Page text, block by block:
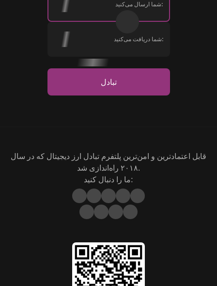
شما ارسال می‌کنید:
شما دریافت می‌کنید:
تبادل
قابل اعتمادترین و امن‌ترین پلتفرم تبادل ارز دیجیتال که در سال
۲۰۱۸ راه‌اندازی شد.
ما را دنبال کنید: